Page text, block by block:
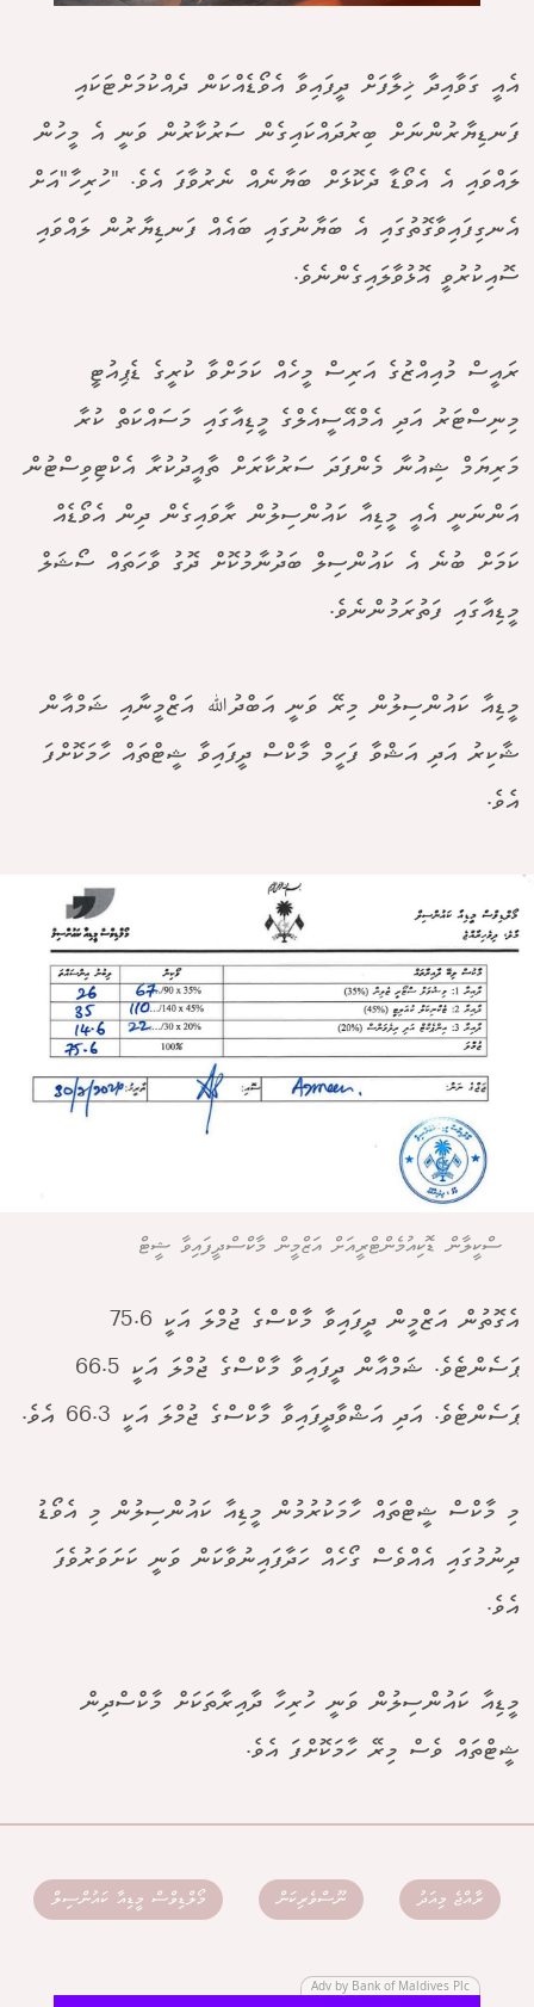
އެއީ ގަވާއިދާ ޚިލާފަށް ދީފައިވާ އެވޯޑެއްކަން ދެއްކުމަށްޓަކައި
ފަނޑިޔާރުންނަށް ބިރުދައްކައިގެން ސަރުކާރުން ވަނީ އެ މީހުން
ލައްވައި އެ އެވޯޑާ ދެކޮޅަށް ބަޔާނެއް ނެރުވާފަ އެވެ. "ހުރިހާ"އަށް
އެނގިފައިވާގޮތުގައި އެ ބަޔާނުގައި ބައެއް ފަނޑިޔާރުން ލައްވައި
ސޮއިކުރުވީ އޮޅުވާލައިގެންނެވެ.
ރައީސް މުއިއްޒުގެ އަރިސް މީހެއް ކަމަށްވާ ކުރީގެ ޑެޕިއުޓީ
މިނިސްޓަރު އަދި އެމްއޭސީއެލްގެ މީޑިއާގައި މަސައްކަތް ކުރާ
މަރިޔަމް ޝިއުނާ މެންފަދަ ސަރުކާރަށް ތާއީދުކުރާ އެކްޓިވިސްޓުން
އަންނަނީ އެއީ މީޑިއާ ކައުންސިލުން ރާވައިގެން ދިން އެވޯޑެއް
ކަމަށް ބުނެ އެ ކައުންސިލް ބަދުނާމުކޮށް ދޮގު ވާހަތައް ސޯޝަލް
މީޑިއާގައި ފަތުރަމުންނެވެ.
މީޑިއާ ކައުންސިލުން މިރޭ ވަނީ އަބްދުﷲ އަޒްމީނާއި ޝަމްއާން
ޝާކިރު އަދި އަޝްވާ ފަހީމް މާކްސް ދީފައިވާ ޝީޓްތައް ހާމަކޮށްފަ
އެވެ.
ސްކީލާން ޑޮކިއުމެންޓްރީއަށް އަޒްމީން މާކްސްދީފައިވާ ޝީޓް
އެގޮތުން އަޒްމީން ދީފައިވާ މާކްސްގެ ޖުމްލަ އަކީ 75.6
ޕަސެންޓެވެ. ޝަމްއާން ދީފައިވާ މާކްސްގެ ޖުމްލަ އަކީ 66.5
ޕަސެންޓެވެ. އަދި އަޝްވާދީފައިވާ މާކްސްގެ ޖުމްލަ އަކީ 66.3 އެވެ.
މި މާކްސް ޝީޓްތައް ހާމަކުރުމުން މީޑިއާ ކައުންސިލުން މި އެވޯޑު
ދިނުމުގައި އެއްވެސް ގޯހެއް ހަދާފައިނުވާކަން ވަނީ ކަށަވަރުވެފަ
އެވެ.
މީޑިއާ ކައުންސިލުން ވަނީ ހުރިހާ ދާއިރާތަކަށް މާކްސްދިން
ޝީޓްތައް ވެސް މިރޭ ހާމަކޮށްފަ އެވެ.
ރާއްޖެ މިއަދު ނޫސްވެރިކަން މޯލްޑިވްސް މީޑިއާ ކައުންސިލް
Adv by Bank of Maldives Plc